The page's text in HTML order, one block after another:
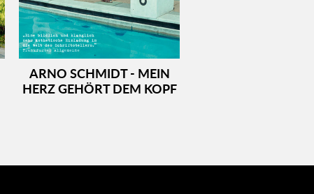
ARNO SCHMIDT - MEIN
HERZ GEHÖRT DEM KOPF